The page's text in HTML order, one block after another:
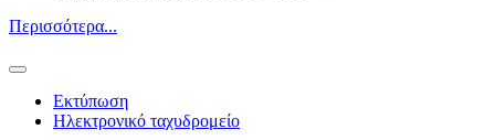
Περισσότερα...
Εκτύπωση
Ηλεκτρονικό ταχυδρομείο